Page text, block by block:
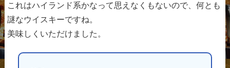
これはハイランド系かなって思えなくもないので、何とも
謎なウイスキーですね。
美味しくいただけました。